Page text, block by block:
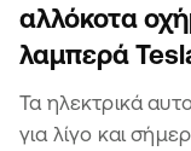
αλλόκοτα
λαμπερά
Τα ηλεκτρικά
για λίγο και